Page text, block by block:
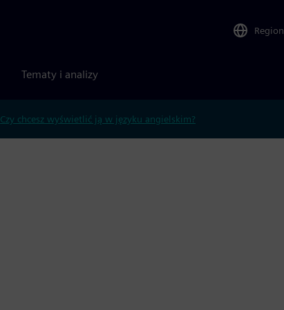
Region
Tematy i analizy
Czy chcesz wyświetlić ją w języku angielskim?